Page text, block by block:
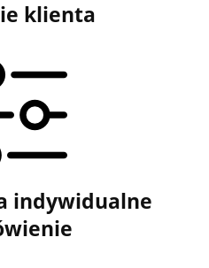
klienta
indywidualne